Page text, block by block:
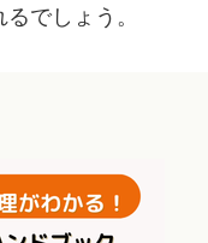
でしょう。